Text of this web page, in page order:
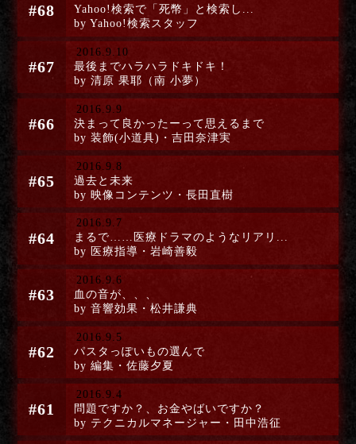
#68
Yahoo!検索で「死幣」と検索し...
by Yahoo!検索スタッフ
#67
2016.9.10
最後までハラハラドキドキ！
by 清原 果耶（南 小夢）
#66
2016.9.9
決まって良かったーって思えるまで
by 装飾(小道具)・吉田奈津実
#65
2016.9.8
過去と未来
by 映像コンテンツ・長田直樹
#64
2016.9.7
まるで……医療ドラマのようなリアリ...
by 医療指導・岩崎善毅
#63
2016.9.6
血の音が、、、
by 音響効果・松井謙典
#62
2016.9.5
パスタっぽいもの選んで
by 編集・佐藤夕夏
#61
2016.9.4
問題ですか？、お金やばいですか？
by テクニカルマネージャー・田中浩征